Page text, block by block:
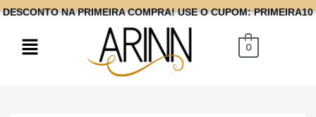
DESCONTO NA PRIMEIRA COMPRA! USE O CUPOM: PRIMEIRA10
0